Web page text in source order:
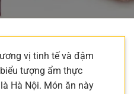
vị tinh tế và đậm
tượng ẩm thực
Hà Nội. Món ăn này